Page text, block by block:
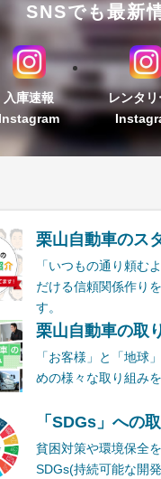
SNSでも最新
入庫速報
Instagram
レンタリ
栗山自動車のス
「いつもの通り頼む
だける信頼関係作り
す。
栗山自動車の取
「お客様」と「地球
めの様々な取り組み
「SDGs」への
貧困対策や環境保全
SDGs(持続可能な開